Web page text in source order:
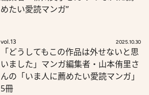
めたい愛読マンガ”
vol.13 2025.10.30
「どうしてもこの作品は外せないと思
いました」マンガ編集者・山本侑里さ
んの「いま人に薦めたい愛読マンガ」
5冊